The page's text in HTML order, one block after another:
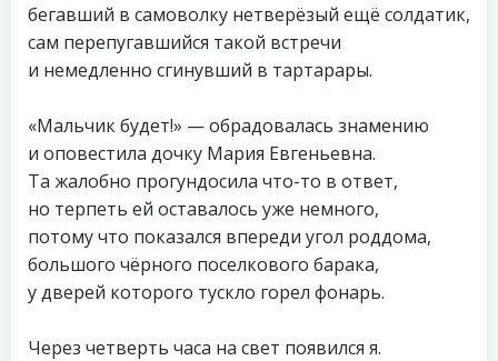
бегавший в самоволку нетверёзый ещё солдатик,
сам перепугавшийся такой встречи
и немедленно сгинувший в тартарары.
«Мальчик будет!» — обрадовалась знамению
и оповестила дочку Мария Евгеньевна.
Та жалобно прогундосила что-то в ответ,
но терпеть ей оставалось уже немного,
потому что показался впереди угол роддома,
большого чёрного поселкового барака,
у дверей которого тускло горел фонарь.
Через четверть часа на свет появился я.